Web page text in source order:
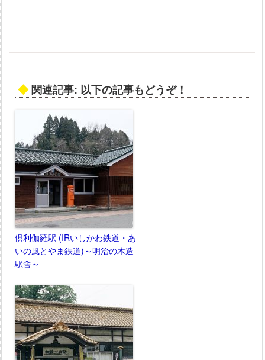
◆関連記事: 以下の記事もどうぞ！
倶利伽羅駅 (IRいしかわ鉄道・あ
いの風とやま鉄道)～明治の木造
駅舎～